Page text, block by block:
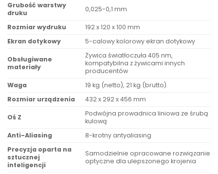
Grubość warstwy
druku
0,025-0,1 mm
Rozmiar wydruku
192 x 120 x 100 mm
Ekran dotykowy
5-calowy kolorowy ekran dotykowy
Obsługiwane
materiały
Żywica światłoczuła 405 nm,
kompatybilna z żywicami innych
producentów
Waga
19 kg (netto), 21 kg (brutto)
Rozmiar urządzenia
432 x 292 x 456 mm
Oś Z
Podwójna prowadnica liniowa ze śrubą
kulową
Anti-Aliasing
8-krotny antyaliasing
Precyzja oparta na
sztucznej
inteligencji
Samodzielnie opracowane rozwiązanie
optyczne dla ulepszonego krojenia